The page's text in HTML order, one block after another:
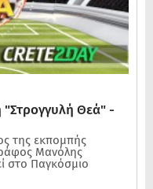
"Στρογγυλή Θεά" -
της εκπομπής
Μανόλης
στο Παγκόσμιο